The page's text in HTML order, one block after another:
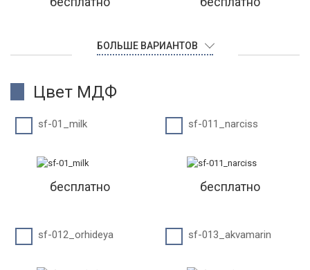
БОЛЬШЕ ВАРИАНТОВ
Цвет МДФ
sf-01_milk
бесплатно
sf-011_narciss
бесплатно
sf-012_orhideya sf-013_akvamarin